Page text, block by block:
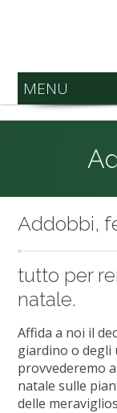
MENU
Addobbi,
tutto per
natale.
Affida a noi il
giardino o degli
provvederemo
natale sulle
delle